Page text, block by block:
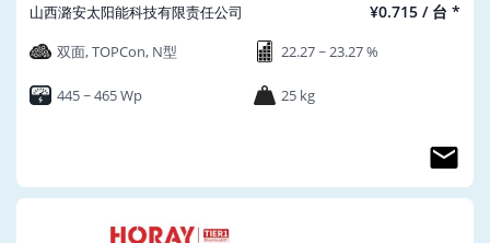
山西潞安太阳能科技有限责任公司 ¥0.715 / 台 *
双面, TOPCon, N型 22.27 ~ 23.27 %
445 ~ 465 Wp 25 kg